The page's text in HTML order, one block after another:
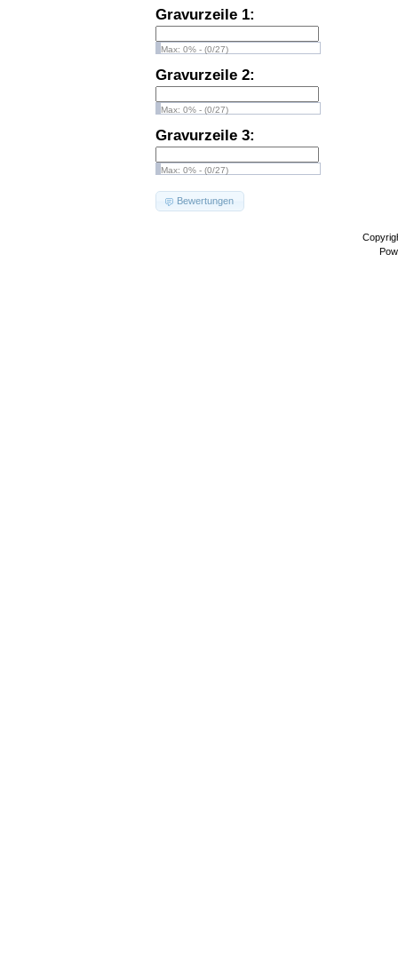
Gravurzeile 1:
Max: 0% - (0/27)
Gravurzeile 2:
Max: 0% - (0/27)
Gravurzeile 3:
Max: 0% - (0/27)
Bewertungen